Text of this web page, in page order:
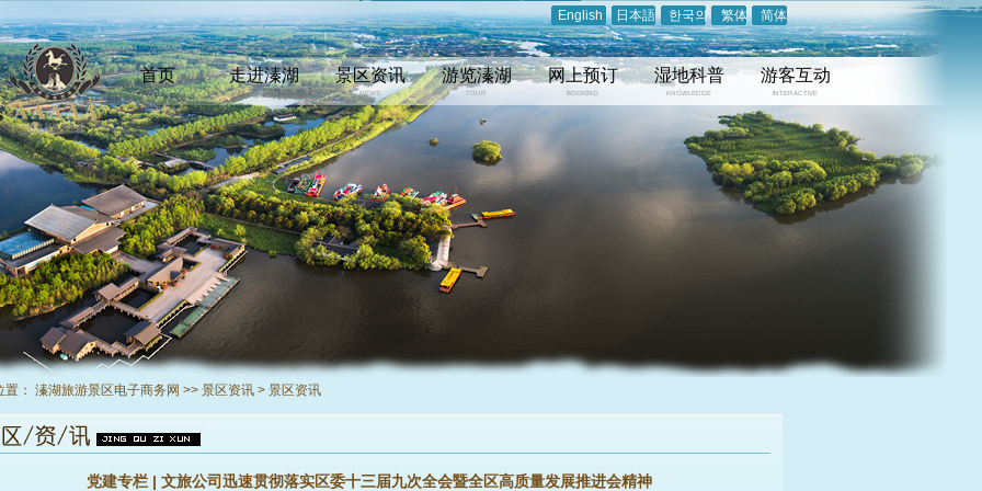
English 日本語 한국의 繁体 简体
首页
INDEX
走进溱湖
COMEIN
景区资讯
NEWS
游览溱湖
TOUR
网上预订
BOOKING
湿地科普
KNOWLEDGE
游客互动
INTERACTIVE
置： 溱湖旅游景区电子商务网 >> 景区资讯 > 景区资讯
党建专栏 | 文旅公司迅速贯彻落实区委十三届九次全会暨全区高质量发展推进会精神